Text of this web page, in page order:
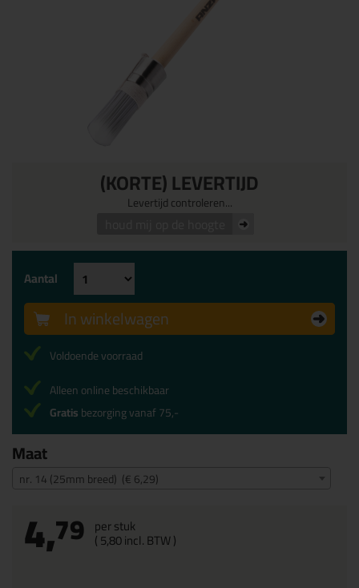
(KORTE) LEVERTIJD
Levertijd controleren...
Maat
nr. 14 (25mm breed) (€ 6,29)
4,79 per stuk
(5,80incl. BTW )
Aantal
In winkelwagen
Voldoende voorraad
Alleen online beschikbaar
Gratisbezorging vanaf 75,-